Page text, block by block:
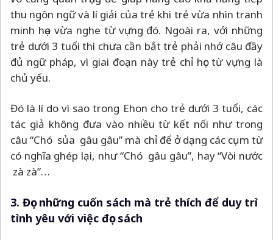
thu ngôn ngữ và lí giải của trẻ khi trẻ vừa nhìn tranh
minh họa vừa nghe từ vựng đó. Ngoài ra, với những
trẻ dưới 3 tuổi thì chưa cần bắt trẻ phải nhớ câu đầy
đủ ngữ pháp, vì giai đoạn này trẻ chỉ học từ vựng là
chủ yếu.
Đó là lí do vì sao trong Ehon cho trẻ dưới 3 tuổi, các
tác giả không đưa vào nhiều từ kết nối như trong
câu “Chó sủa gâu gâu” mà chỉ để ở dạng các cụm từ
có nghĩa ghép lại, như “Chó gâu gâu”, hay “Vòi nước
zà zà”…
3. Đọc những cuốn sách mà trẻ thích để duy trì
tình yêu với việc đọc sách